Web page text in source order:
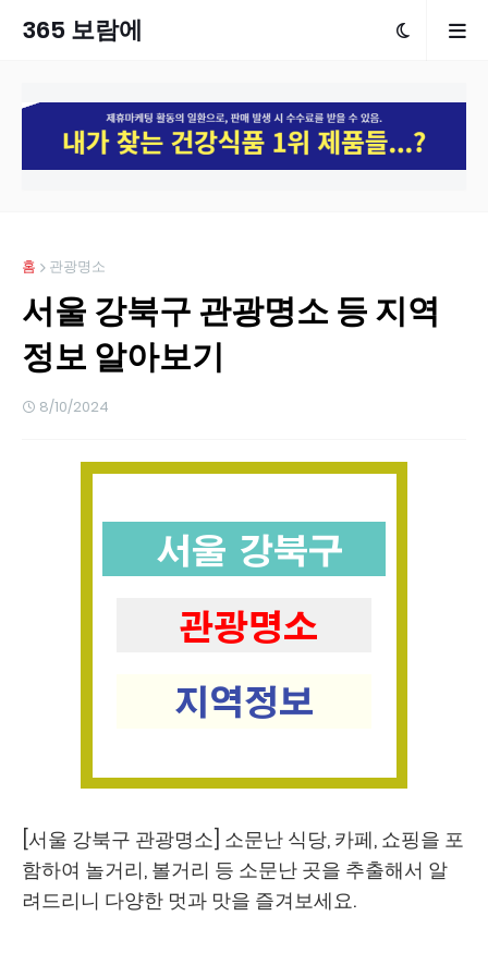
365 보람에
홈 관광명소
서울 강북구 관광명소 등 지역
정보 알아보기
8/10/2024
[서울 강북구 관광명소] 소문난 식당, 카페, 쇼핑을 포
함하여 놀거리, 볼거리 등 소문난 곳을 추출해서 알
려드리니 다양한 멋과 맛을 즐겨보세요.